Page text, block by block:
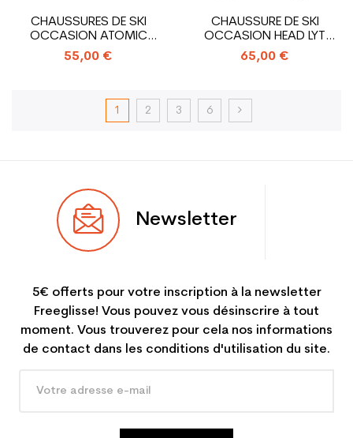
CHAUSSURES DE SKI
OCCASION ATOMIC
HAWX PLUS
55,00 €
CHAUSSURE DE SKI
OCCASION HEAD LYT
EDGE 75X
65,00 €
1 2 3 6
Newsletter
5€ offerts pour votre inscription à la newsletter
Freeglisse! Vous pouvez vous désinscrire à tout
moment. Vous trouverez pour cela nos informations
de contact dans les conditions d'utilisation du site.